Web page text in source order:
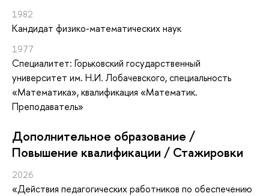
1982
Кандидат физико-математических наук
1977
Специалитет: Горьковский государственный
университет им. Н.И. Лобачевского, специальность
«Математика», квалификация «Математик.
Преподаватель»
Дополнительное образование /
Повышение квалификации / Стажировки
2026
«Действия педагогических работников по обеспечению